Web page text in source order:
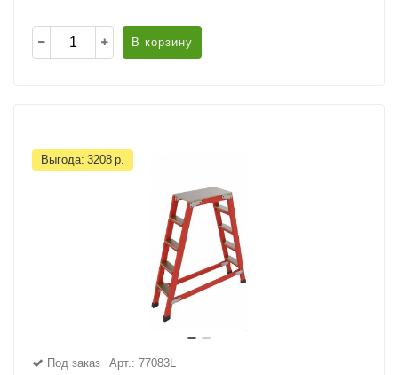
В корзину
Выгода: 3208 р.
Под заказ Арт.: 77083L